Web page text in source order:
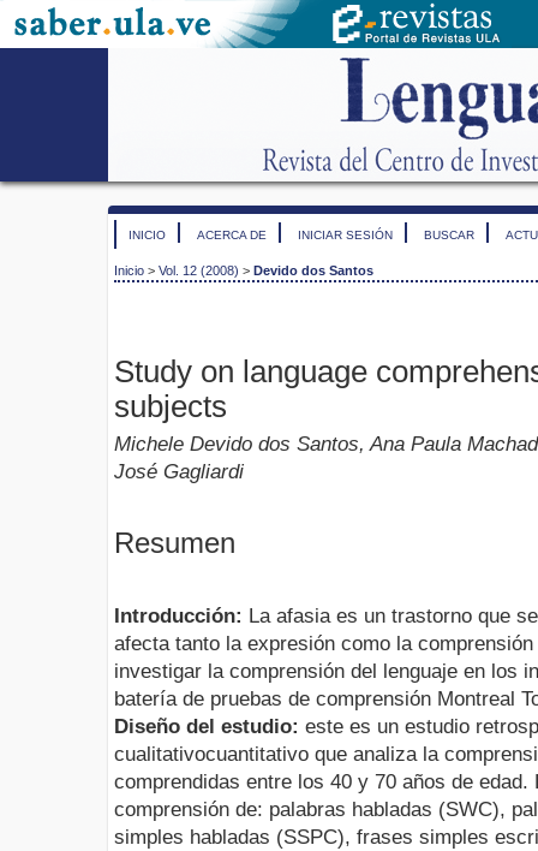
INICIO ACERCA DE INICIAR SESIÓN BUSCAR
Inicio > Vol. 12 (2008) > Devido dos Santos
Study on language
subjects
Michele Devido dos Santos, Ana Paula
José Gagliardi
Resumen
Introducción: La afasia es un trastorno que
afecta tanto la expresión como la
investigar la comprensión del lenguaje en los
batería de pruebas de comprensión Montreal
Diseño del estudio: este es un estudio
cualitativocuantitativo que analiza la
comprendidas entre los 40 y 70 años de
comprensión de: palabras habladas (SWC),
simples habladas (SSPC), frases simples